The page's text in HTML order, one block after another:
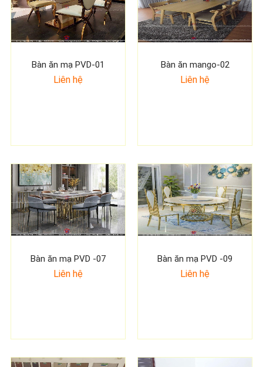
Bàn ăn mạ PVD-01
Liên hệ
Bàn ăn mango-02
Liên hệ
Bàn ăn mạ PVD -07
Liên hệ
Bàn ăn mạ PVD -09
Liên hệ